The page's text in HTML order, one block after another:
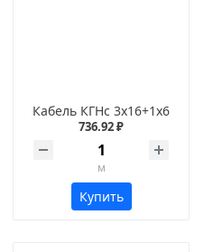
Кабель КГНс 3х16+1х6
736.92 ₽
м
Купить